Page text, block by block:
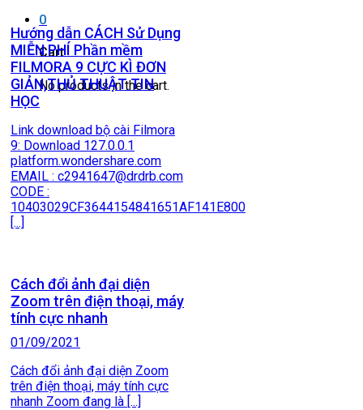
0
Cart
No products in the cart.
Hướng dẫn CÁCH Sử Dụng
MIỄN PHÍ Phần mềm
FILMORA 9 CỰC KÌ ĐƠN
GIẢN,THỦ THUẬT TIN
HỌC
Link download bộ cài Filmora
9: Download 127.0.0.1
platform.wondershare.com
EMAIL : c2941647@drdrb.com
CODE :
10403029CF3644154841651AF141E800
[...]
Cách đổi ảnh đại diện
Zoom trên điện thoại, máy
tính cực nhanh
01/09/2021
Cách đổi ảnh đại diện Zoom
trên điện thoại, máy tính cực
nhanh Zoom đang là [...]